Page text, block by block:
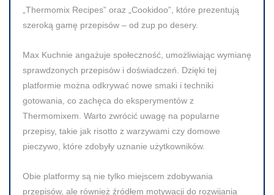
„Thermomix Recipes” oraz „Cookidoo” , które prezentują
szeroką gamę przepisów – od zup po desery.
Max Kuchnie angażuje społeczność, umożliwiając wymianę
sprawdzonych przepisów i doświadczeń. Dzięki tej
platformie można odkrywać nowe smaki i techniki
gotowania, co zachęca do eksperymentów z
Thermomixem. Warto zwrócić uwagę na popularne
przepisy, takie jak risotto z warzywami czy domowe
pieczywo , które zdobyły uznanie użytkowników.
Obie platformy są nie tylko miejscem zdobywania
przepisów, ale również źródłem motywacji do rozwijania